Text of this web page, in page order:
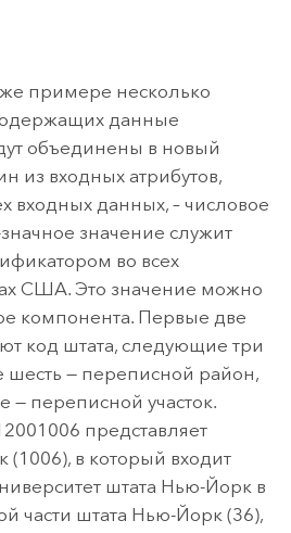
примере несколько
данные
объединены в новый
из входных атрибутов,
входных данных, – числовое
значение служит
во всех
США. Это значение можно
компонента. Первые две
код штата, следующие три
шесть — переписной район,
— переписной участок.
представляет
(1006), в который входит
штата Нью-Йорк в
части штата Нью-Йорк (36),